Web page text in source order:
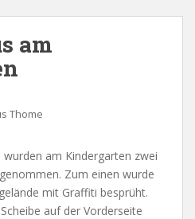
am
Thome
wurden am Kindergarten zwei
Zum einen wurde
mit Graffiti besprüht.
auf der Vorderseite